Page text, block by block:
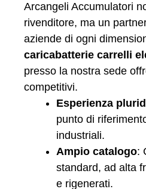
Arcangeli Accumulatori
rivenditore, ma un
aziende di ogni
caricabatterie carrelli
presso la nostra sede
competitivi.
Esperienza
punto di
industriali.
Ampio catalogo:
standard, ad alta
e rigenerati.